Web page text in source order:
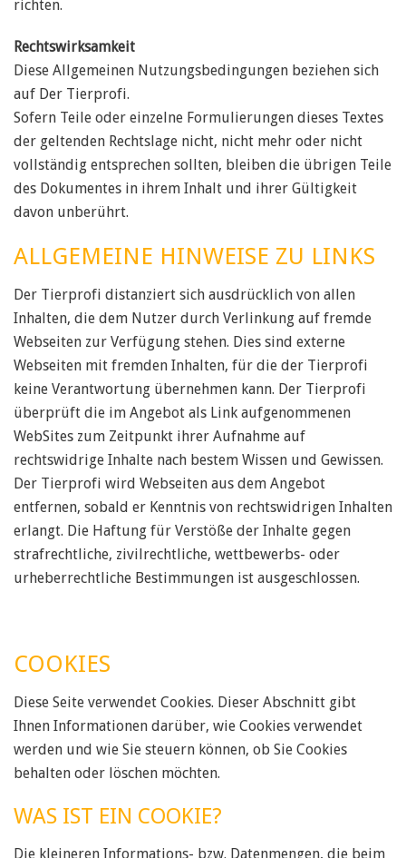
richten.
Rechtswirksamkeit
Diese Allgemeinen Nutzungsbedingungen beziehen sich
auf Der Tierprofi.
Sofern Teile oder einzelne Formulierungen dieses Textes
der geltenden Rechtslage nicht, nicht mehr oder nicht
vollständig entsprechen sollten, bleiben die übrigen Teile
des Dokumentes in ihrem Inhalt und ihrer Gültigkeit
davon unberührt.
ALLGEMEINE HINWEISE ZU LINKS
Der Tierprofi distanziert sich ausdrücklich von allen
Inhalten, die dem Nutzer durch Verlinkung auf fremde
Webseiten zur Verfügung stehen. Dies sind externe
Webseiten mit fremden Inhalten, für die der Tierprofi
keine Verantwortung übernehmen kann. Der Tierprofi
überprüft die im Angebot als Link aufgenommenen
WebSites zum Zeitpunkt ihrer Aufnahme auf
rechtswidrige Inhalte nach bestem Wissen und Gewissen.
Der Tierprofi wird Webseiten aus dem Angebot
entfernen, sobald er Kenntnis von rechtswidrigen Inhalten
erlangt. Die Haftung für Verstöße der Inhalte gegen
strafrechtliche, zivilrechtliche, wettbewerbs- oder
urheberrechtliche Bestimmungen ist ausgeschlossen.
COOKIES
Diese Seite verwendet Cookies. Dieser Abschnitt gibt
Ihnen Informationen darüber, wie Cookies verwendet
werden und wie Sie steuern können, ob Sie Cookies
behalten oder löschen möchten.
WAS IST EIN COOKIE?
Die kleineren Informations- bzw. Datenmengen, die beim